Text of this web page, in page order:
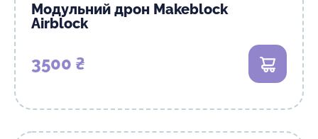
Модульний дрон Makeblock
Airblock
3500 ₴